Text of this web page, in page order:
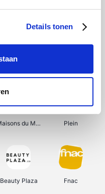
Details tonen
Bergfreunde Pazzox
Maisons du Monde Plein
Beauty Plaza Fnac